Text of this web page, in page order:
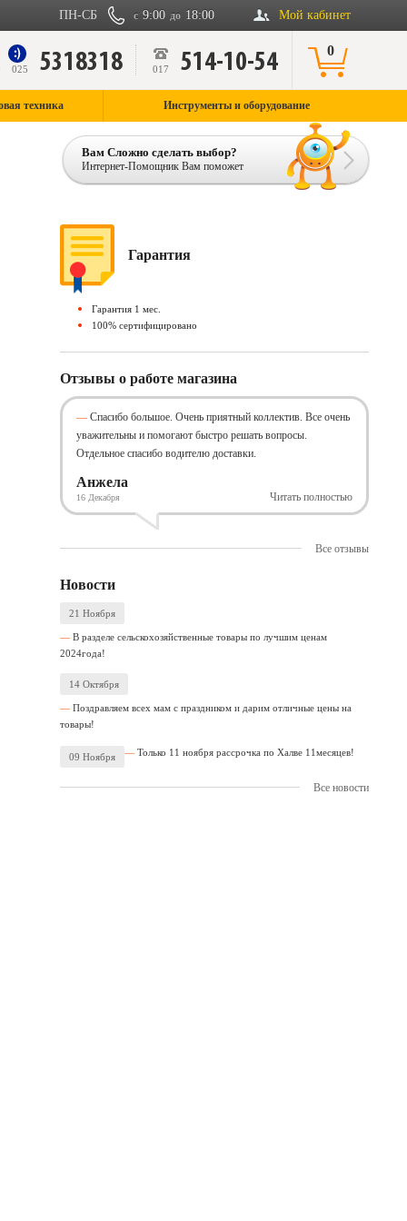
Мой кабинет
с 9:00 до 18:00
ПН-СБ
025 5318318 017 514-10-54 0
техника Инструменты и оборудование
Вам Сложно сделать выбор?
Интернет-Помощник Вам поможет
Гарантия
Гарантия 1 мес.
100% сертифицировано
Отзывы о работе магазина
Спасибо большое. Очень приятный коллектив. Все очень
уважительны и помогают быстро решать вопросы.
Отдельное спасибо водителю доставки.
Анжела
16 Декабря Читать полностью
Все отзывы
Новости
21 Ноября
В разделе сельскохозяйственные товары по лучшим ценам
2024года!
14 Октября
Поздравляем всех мам с праздником и дарим отличные цены на
товары!
09 Ноября Только 11 ноября рассрочка по Халве 11месяцев!
Все новости